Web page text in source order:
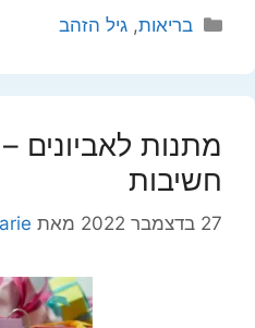
קטגוריות
בריאות,גיל הזהב
מתנות לאביונים
חשיבות
27 בדצמבר 2022 מאת arie